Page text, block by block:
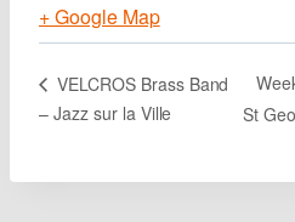
+ Google Map
VELCROS Brass Band
– Jazz sur la Ville
St